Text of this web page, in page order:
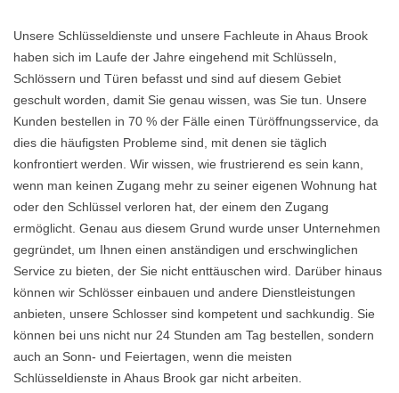
Unsere Schlüsseldienste und unsere Fachleute in Ahaus Brook
haben sich im Laufe der Jahre eingehend mit Schlüsseln,
Schlössern und Türen befasst und sind auf diesem Gebiet
geschult worden, damit Sie genau wissen, was Sie tun. Unsere
Kunden bestellen in 70 % der Fälle einen Türöffnungsservice, da
dies die häufigsten Probleme sind, mit denen sie täglich
konfrontiert werden. Wir wissen, wie frustrierend es sein kann,
wenn man keinen Zugang mehr zu seiner eigenen Wohnung hat
oder den Schlüssel verloren hat, der einem den Zugang
ermöglicht. Genau aus diesem Grund wurde unser Unternehmen
gegründet, um Ihnen einen anständigen und erschwinglichen
Service zu bieten, der Sie nicht enttäuschen wird. Darüber hinaus
können wir Schlösser einbauen und andere Dienstleistungen
anbieten, unsere Schlosser sind kompetent und sachkundig. Sie
können bei uns nicht nur 24 Stunden am Tag bestellen, sondern
auch an Sonn- und Feiertagen, wenn die meisten
Schlüsseldienste in Ahaus Brook gar nicht arbeiten.